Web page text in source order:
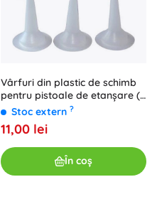
Vârfuri din plastic de schimb
pentru pistoale de etanșare (3
buc)Stoc extern ?
11,00 lei
În coș